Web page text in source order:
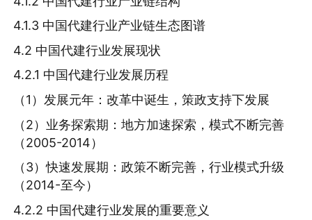
4.1.3 中国代建行业产业链生态图谱
4.2 中国代建行业发展现状
4.2.1 中国代建行业发展历程
（1）发展元年：改革中诞生，策政支持下发展
（2）业务探索期：地方加速探索，模式不断完善
（2005-2014）
（3）快速发展期：政策不断完善，行业模式升级
（2014-至今）
4.2.2 中国代建行业发展的重要意义